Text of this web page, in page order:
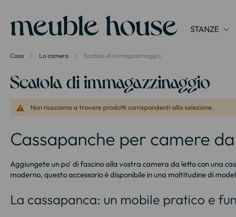
STANZE
Casa La camera Scatola di immagazzinaggio
Scatola di immagazzinaggio
Non riusciamo a trovare prodotti corrispondenti alla selezione.
Cassapanche per camere
Aggiungete un po' di fascino alla vostra camera da letto con una
moderno, questo accessorio è disponibile in una moltitudine di
La cassapanca: un mobile pratico e